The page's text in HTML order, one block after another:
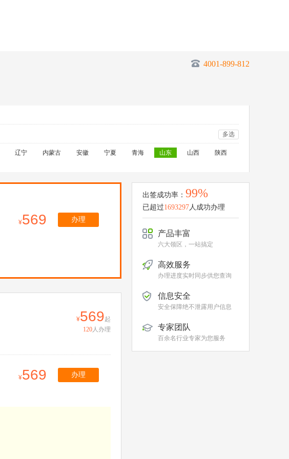
4001-899-812
多选
辽宁 内蒙古 安徽 宁夏 青海 山东 山西
陕西
569 办理
569起
120人办理
569 办理
出签成功率： 99%
已超过1693297人成功办理
产品丰富
六大领区，一站搞定
高效服务
办理进度实时同步供您查询
信息安全
安全保障绝不泄露用户信息
专家团队
百余名行业专家为您服务